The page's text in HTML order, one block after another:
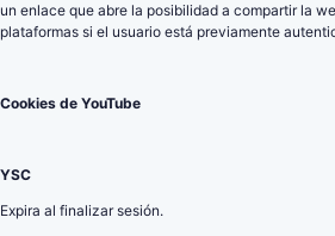
un enlace que abre la posibilidad a compartir la
plataformas si el usuario está previamente
Cookies de YouTube
YSC
Expira al finalizar sesión.